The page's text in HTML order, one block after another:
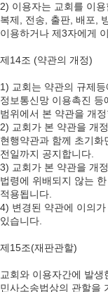
2) 이용자는 교회를 이
복제, 전송, 출판, 배포,
이용하거나 제3자에게
제14조 (약관의 개정)
1) 교회는 약관의 규제
정보통신망 이용촉진
범위에서 본 약관을 개
2) 교회가 본 약관을 개
현행약관과 함께 초기
전일까지 공지합니다.
3) 교회가 본 약관을 개
법령에 위배되지 않는
적용됩니다.
4) 변경된 약관에 이의
있습니다.
제15조(재판관할)
교회와 이용자간에 발
민사소송법상의 관할을